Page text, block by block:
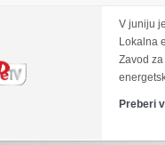
V juniju
Lokalna
Zavod
Preberi